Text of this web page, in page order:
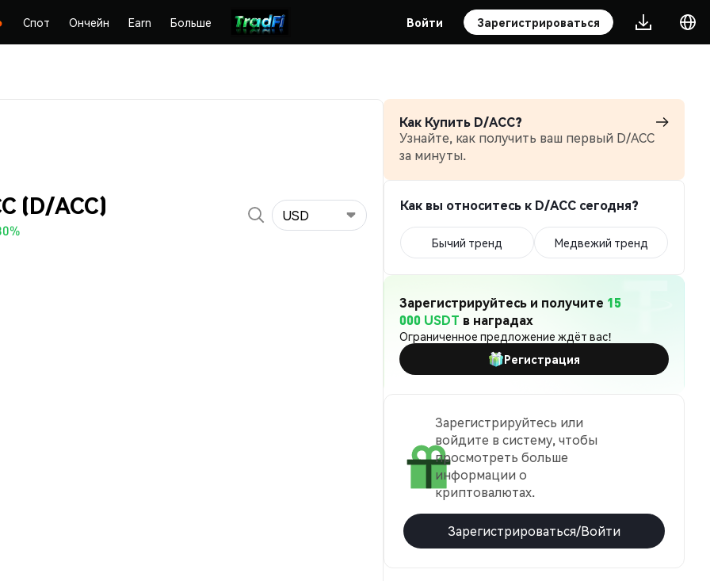
Спот Ончейн Earn Больше Войти Зарегистрироваться
(D/ACC) USD
Как Купить D/ACC?
Узнайте, как получить ваш первый D/ACC
за минуты.
Как вы относитесь к D/ACC сегодня?
Бычий тренд Медвежий тренд
Зарегистрируйтесь и получите 15
000 USDT в наградах
Ограниченное предложение ждёт вас!
Регистрация
Зарегистрируйтесь или
войдите в систему, чтобы
просмотреть больше
информации о
криптовалютах.
Зарегистрироваться/Войти